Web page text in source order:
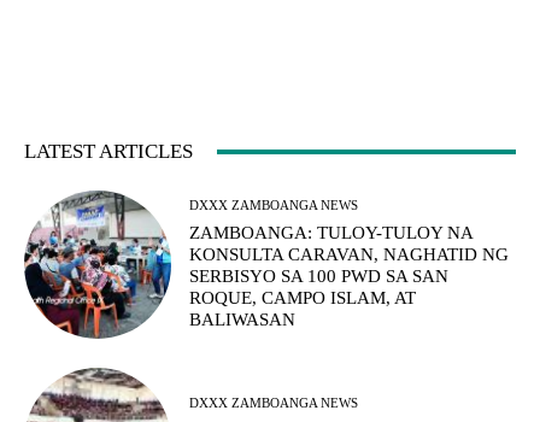
LATEST ARTICLES
DXXX ZAMBOANGA NEWS
ZAMBOANGA: TULOY-TULOY NA
KONSULTA CARAVAN, NAGHATID NG
SERBISYO SA 100 PWD SA SAN
ROQUE, CAMPO ISLAM, AT
BALIWASAN
DXXX ZAMBOANGA NEWS